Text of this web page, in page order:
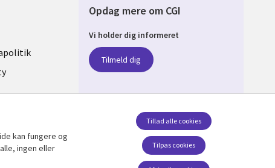
Opdag mere om CGI
Vi holder dig informeret
Tilmeld dig
kan fungere og
ingen eller
Tilpas cookies
Tillad alle cookies